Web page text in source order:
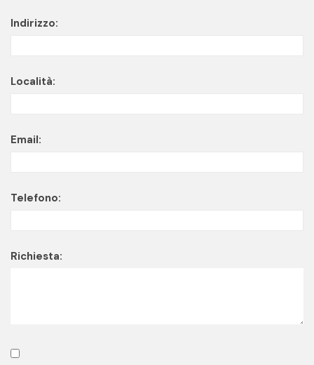
Indirizzo:
Località:
Email:
Telefono:
Richiesta: